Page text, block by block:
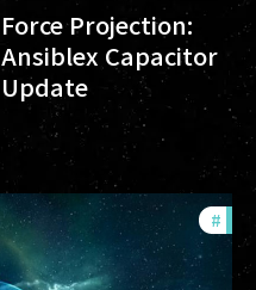
Force Projection:
Ansiblex Capacitor
Update
#